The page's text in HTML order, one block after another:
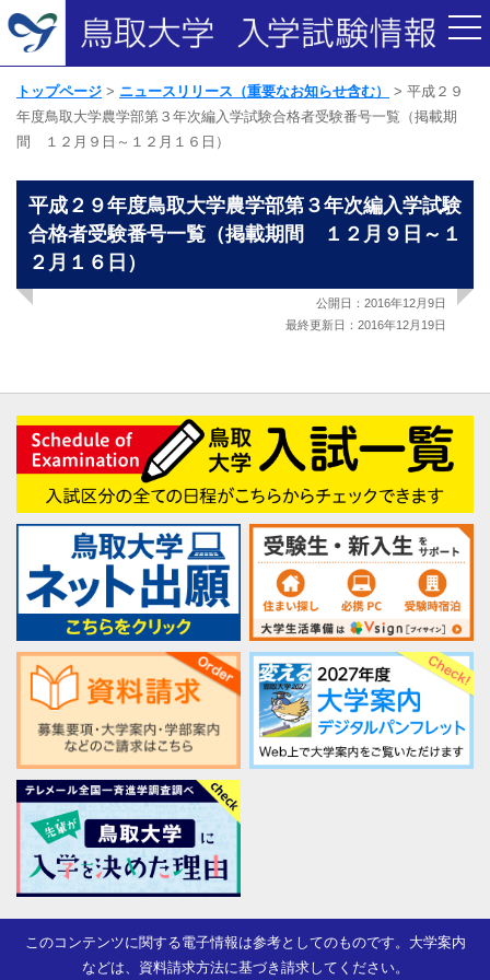
トップページ ニュースリリース（重要なお知らせ含む）
平成２９
年度鳥取大学農学部第３年次編入学試験合格者受験番号一覧（掲載期
間 １２月９日～１２月１６日）
平成２９年度鳥取大学農学部第３年次編入学試験
合格者受験番号一覧（掲載期間 １２月９日～１
２月１６日）
公開日：2016年12月9日
最終更新日：2016年12月19日
このコンテンツに関する電子情報は参考としてのものです。大学案内
などは、資料請求方法に基づき請求してください。